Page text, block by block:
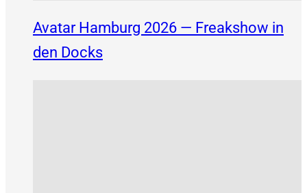
Avatar Hamburg 2026 — Freakshow in
den Docks